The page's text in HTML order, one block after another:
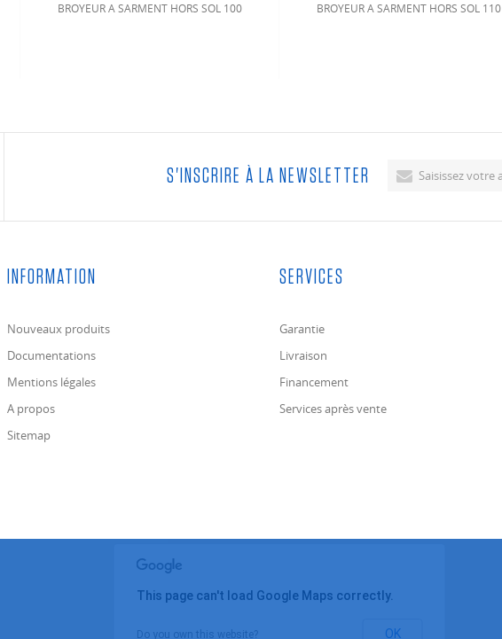
BROYEUR A SARMENT HORS SOL 100 BROYEUR A SARMENT HORS SOL 110
S'INSCRIRE À LA NEWSLETTER
INFORMATION
Nouveaux produits
Documentations
Mentions légales
A propos
Sitemap
SERVICES
Garantie
Livraison
Financement
Services après vente
This page can't load Google Maps correctly.
Do you own this website? OK